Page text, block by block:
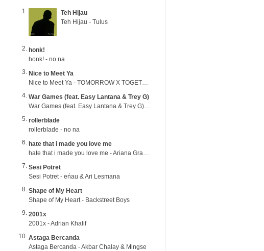
Teh Hijau
Teh Hijau - Tulus
honk!
honk! - no na
Nice to Meet Ya
Nice to Meet Ya - TOMORROW X TOGETHER
War Games (feat. Easy Lantana & Trey G)
War Games (feat. Easy Lantana & Trey G) - Trub
rollerblade
rollerblade - no na
hate that i made you love me
hate that i made you love me - Ariana Grande
Sesi Potret
Sesi Potret - eńau & Ari Lesmana
Shape of My Heart
Shape of My Heart - Backstreet Boys
2001x
2001x - Adrian Khalif
Astaga Bercanda
Astaga Bercanda - Akbar Chalay & Mingse